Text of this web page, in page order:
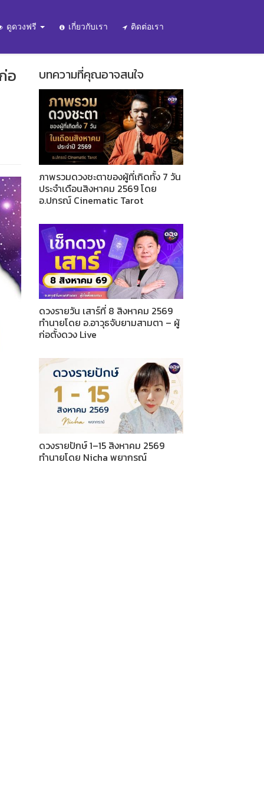
ดูดวงฟรี เกี่ยวกับเรา ติดต่อเรา
อ
บทความที่คุณอาจสนใจ
ภาพรวมดวงชะตาของผู้ที่เกิดทั้ง 7 วัน
ประจำเดือนสิงหาคม 2569 โดย
อ.ปกรณ์ Cinematic Tarot
ดวงรายวัน เสาร์ที่ 8 สิงหาคม 2569
ทำนายโดย อ.อาวุธจับยามสามตา – ผู้
ก่อตั้งดวง Live
ดวงรายปักษ์ 1–15 สิงหาคม 2569
ทำนายโดย Nicha พยากรณ์